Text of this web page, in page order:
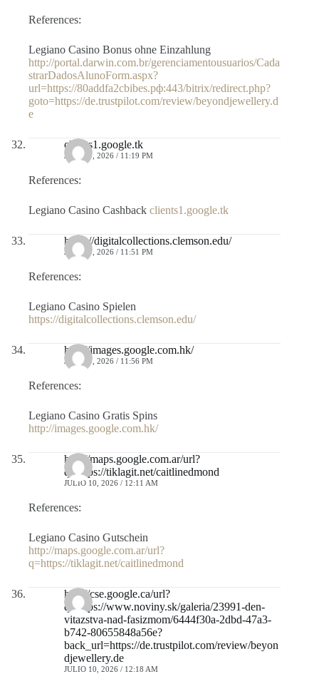
References:
Legiano Casino Bonus ohne Einzahlung
http://portal.darwin.com.br/gerenciamentousuarios/Cada
strarDadosAlunoForm.aspx?
url=https://80addfa2cbibes.рф:443/bitrix/redirect.php?
goto=https://de.trustpilot.com/review/beyondjewellery.d
e
clients1.google.tk
JULIO 9, 2026 / 11:19 PM
References:
Legiano Casino Cashback clients1.google.tk
https://digitalcollections.clemson.edu/
JULIO 9, 2026 / 11:51 PM
References:
Legiano Casino Spielen
https://digitalcollections.clemson.edu/
http://images.google.com.hk/
JULIO 9, 2026 / 11:56 PM
References:
Legiano Casino Gratis Spins
http://images.google.com.hk/
http://maps.google.com.ar/url?
q=https://tiklagit.net/caitlinedmond
JULIO 10, 2026 / 12:11 AM
References:
Legiano Casino Gutschein
http://maps.google.com.ar/url?
q=https://tiklagit.net/caitlinedmond
http://cse.google.ca/url?
q=https://www.noviny.sk/galeria/23991-den-
vitazstva-nad-fasizmom/6444f30a-2dbd-47a3-
b742-80655848a56e?
back_url=https://de.trustpilot.com/review/beyon
djewellery.de
JULIO 10, 2026 / 12:18 AM